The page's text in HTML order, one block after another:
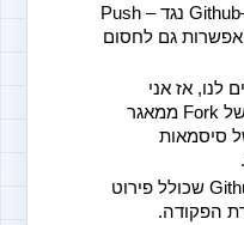
– חידוש ב–Github נגד Push –
אשמח לאפשרות שתמנע שיתוף של Fork ממאגר
פרטי למאגר ציבורי. היו מקרים של סיסמאות
הפקודה.